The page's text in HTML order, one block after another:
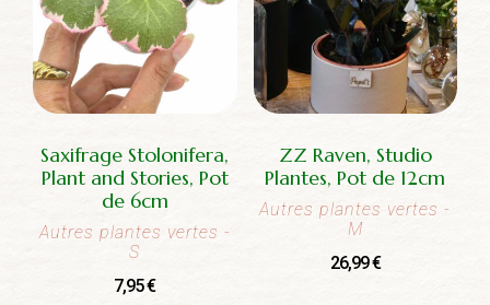
Saxifrage Stolonifera,
Plant and Stories, Pot
de 6cm
Autres plantes vertes -
S
7,95€
ZZ Raven, Studio
Plantes, Pot de 12cm
Autres plantes vertes -
M
26,99€